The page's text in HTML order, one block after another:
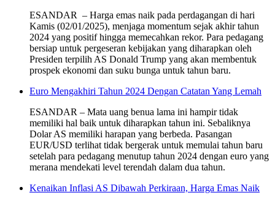
ESANDAR – Harga emas naik pada perdagangan di hari
Kamis (02/01/2025), menjaga momentum sejak akhir tahun
2024 yang positif hingga memecahkan rekor. Para pedagang
bersiap untuk pergeseran kebijakan yang diharapkan oleh
Presiden terpilih AS Donald Trump yang akan membentuk
prospek ekonomi dan suku bunga untuk tahun baru.
Euro Mengakhiri Tahun 2024 Dengan Catatan Yang Lemah
ESANDAR – Mata uang benua lama ini hampir tidak
memiliki hal baik untuk diharapkan tahun ini. Sebaliknya
Dolar AS memiliki harapan yang berbeda. Pasangan
EUR/USD terlihat tidak bergerak untuk memulai tahun baru
setelah para pedagang menutup tahun 2024 dengan euro yang
merana mendekati level terendah dalam dua tahun.
Kenaikan Inflasi AS Dibawah Perkiraan, Harga Emas Naik